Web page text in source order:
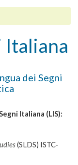
Italiana
dei Segni
Italiana (LIS):
(SLDS) ISTC-